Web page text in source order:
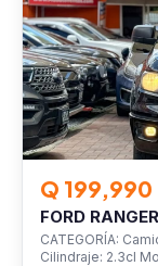
Q 199,990
FORD
CATEGORÍA:
Cilindraje: 2.3cl